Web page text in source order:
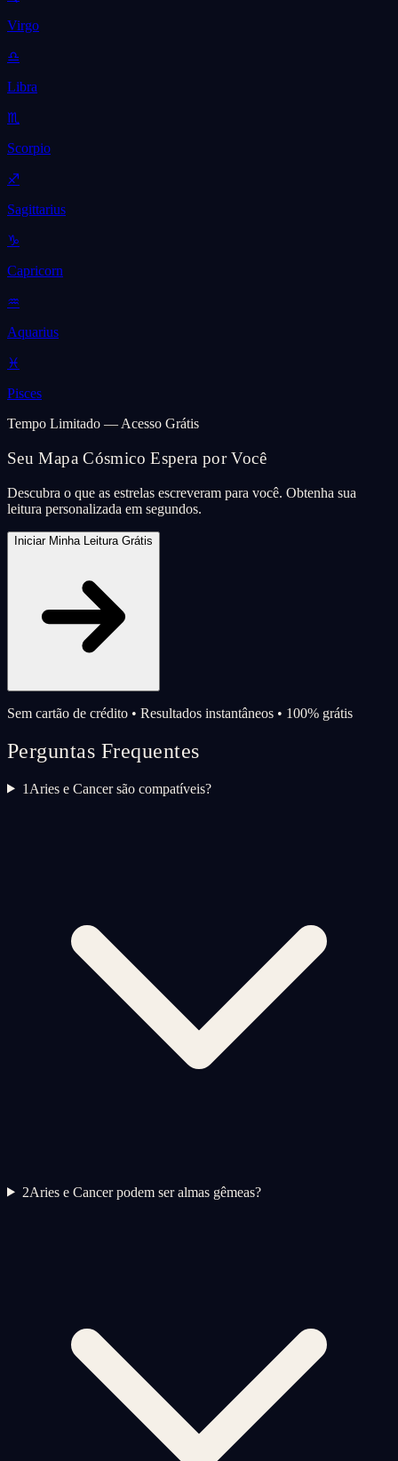
Virgo
♎
Libra
♏
Scorpio
♐
Sagittarius
♑
Capricorn
♒
Aquarius
♓
Pisces
Tempo Limitado — Acesso Grátis
Seu Mapa Cósmico Espera por Você
Descubra o que as estrelas escreveram para você. Obtenha sua
leitura personalizada em segundos.
Iniciar Minha Leitura Grátis
Sem cartão de crédito • Resultados instantâneos • 100% grátis
Perguntas Frequentes
1 Aries e Cancer são compatíveis?
2Aries e Cancer podem ser almas gêmeas?